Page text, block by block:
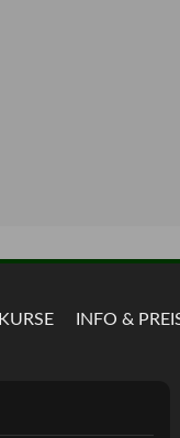
KURSE INFO &